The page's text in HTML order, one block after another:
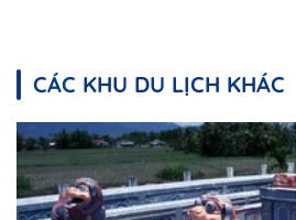
CÁC KHU DU LỊCH KHÁC